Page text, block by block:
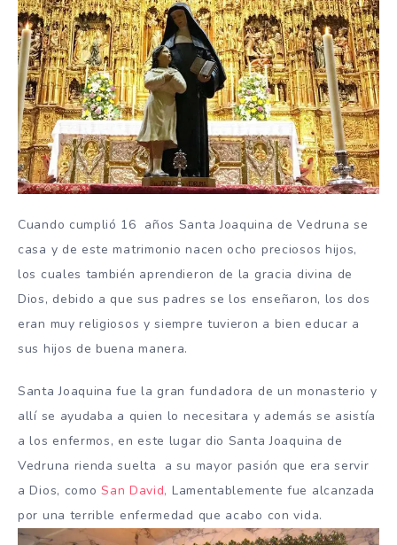
Cuando cumplió 16 años Santa Joaquina de Vedruna se
casa y de este matrimonio nacen ocho preciosos hijos,
los cuales también aprendieron de la gracia divina de
Dios, debido a que sus padres se los enseñaron, los dos
eran muy religiosos y siempre tuvieron a bien educar a
sus hijos de buena manera.
Santa Joaquina fue la gran fundadora de un monasterio y
allí se ayudaba a quien lo necesitara y además se asistía
a los enfermos, en este lugar dio Santa Joaquina de
Vedruna rienda suelta a su mayor pasión que era servir
a Dios, comoSan David, Lamentablemente fue alcanzada
por una terrible enfermedad que acabo con vida.